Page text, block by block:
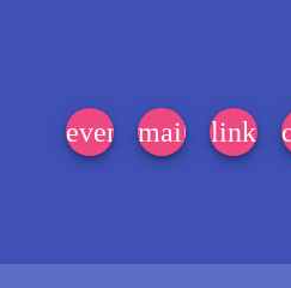
event_note
mail link